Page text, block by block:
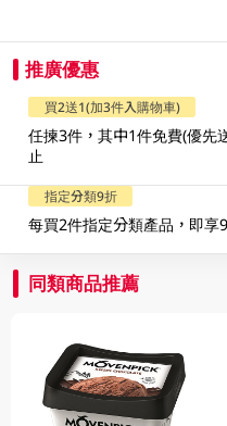
推廣優惠
買2送1(加3件入購物車)
任揀3件，其中1件免費(優先
止
指定分類9折
每買2件指定分類產品，即享
同類商品推薦